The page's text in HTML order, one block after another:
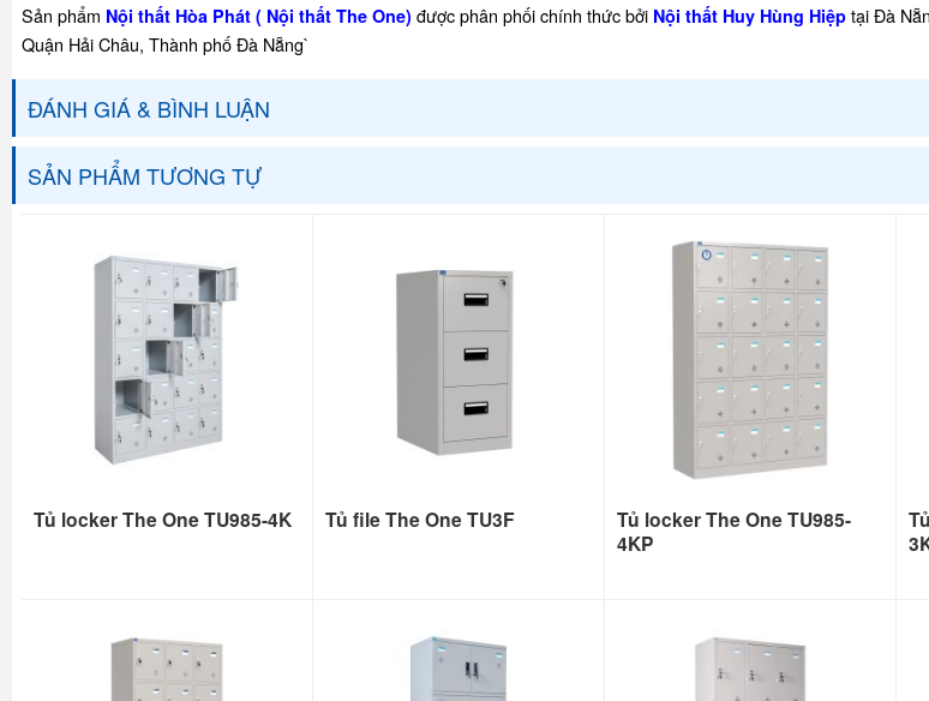
Sản phẩm Nội thất Hòa Phát ( Nội thất The One) được phân phối chính thức bởi Nội thất Huy Hùng Hiệptại Đà
Quận Hải Châu, Thành phố Đà Nẵng`
ĐÁNH GIÁ & BÌNH LUẬN
SẢN PHẨM TƯƠNG TỰ
Tủ locker The One TU985-4K Tủ file The One TU3F
Tủ locker The One TU985-
4KP